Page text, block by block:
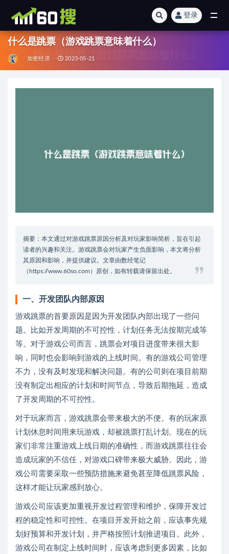
登录
什么是跳票（游戏跳票意味着什么）
加密经济 2023-05-21
摘要：本文通过对游戏跳票原因分析及对玩家影响简析，旨在引起
读者的兴趣和关注。游戏跳票会对玩家产生负面影响，本文将分析
其原因和影响，并提供建议。文章由数经笔记
（https://www.60so.com）原创，如有转载请保留出处。
一、开发团队内部原因
游戏跳票的首要原因是因为开发团队内部出现了一些问
题。比如开发周期的不可控性，计划任务无法按期完成等
等。对于游戏公司而言，跳票会对项目进度带来很大影
响，同时也会影响到游戏的上线时间。有的游戏公司管理
不力，没有及时发现和解决问题。有的公司则在项目前期
没有制定出相应的计划和时间节点，导致后期拖延，造成
了开发周期的不可控性。
对于玩家而言，游戏跳票会带来极大的不便。有的玩家原
计划休息时间用来玩游戏，却被跳票打乱计划。现在的玩
家们非常注重游戏上线日期的准确性，而游戏跳票往往会
造成玩家的不信任，对游戏口碑带来极大威胁。因此，游
戏公司需要采取一些预防措施来避免甚至降低跳票风险，
这样才能让玩家感到放心。
游戏公司应该更加重视开发过程管理和维护，保障开发过
程的稳定性和可控性。在项目开发开始之前，应该事先规
划好预算和开发计划，并严格按照计划推进项目。此外，
游戏公司在制定上线时间时，应该考虑到更多因素，比如